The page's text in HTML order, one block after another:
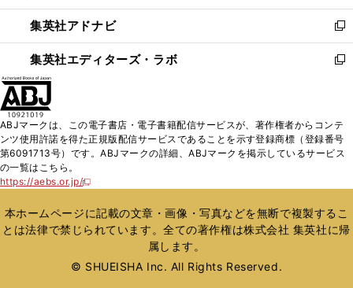
開
く
ウ
で
開
く
ン
ド
ウ
で
ウ
ィ
ン
ド
く
集英社アドナビ
新
し
い
ド
ウ
で
集英社エディターズ・ラボ
新
ィ
ン
ド
開
く
ABJマークは、この電子書店・電子書籍配信サービスが、著作権者からコンテ
ンツ使用許諾を得た正規版配信サービスであることを示す登録商標（登録番号
第6091713号）です。ABJマークの詳細、ABJマークを掲示しているサービス
の一覧はこちら。
https://aebs.or.jp/
新
い
ウ
ィ
ウ
本ホームページに記載の文章・画像・写真などを無断で複製するこ
とは法律で禁じられています。全ての著作権は株式会社 集英社に帰
属します。
© SHUEISHA Inc. All Rights Reserved.